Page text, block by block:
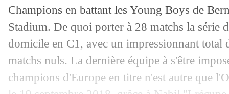
Champions en battant les Young Boys de
Stadium. De quoi porter à 28 matchs la série
domicile en C1, avec un impressionnant total
matchs nuls. La dernière équipe à s'être
champions d'Europe en titre n'est autre que
08/11 OM: quatre absents contre l'AEK
08/11 LdC (U19): Lens battu par le PSV
08/11 Argentine: l'anecdote de Dybala sur